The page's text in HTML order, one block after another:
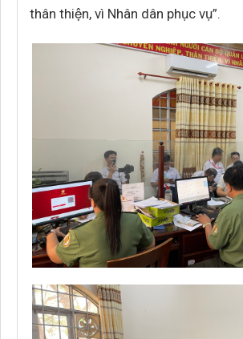
thân thiện, vì Nhân dân phục vụ”.